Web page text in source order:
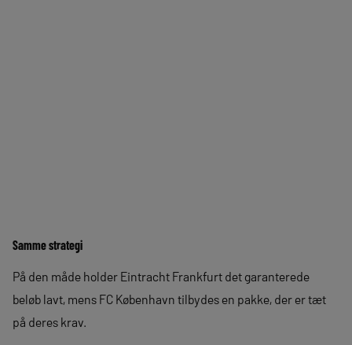
Samme strategi
På den måde holder Eintracht Frankfurt det garanterede
beløb lavt, mens FC København tilbydes en pakke, der er tæt
på deres krav.